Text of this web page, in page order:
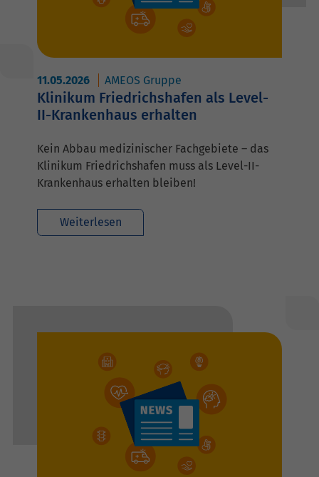
11.05.2026 AMEOS Gruppe
Klinikum Friedrichshafen als Level-
II-Krankenhaus erhalten
Kein Abbau medizinischer Fachgebiete – das
Klinikum Friedrichshafen muss als Level-II-
Krankenhaus erhalten bleiben!
Weiterlesen